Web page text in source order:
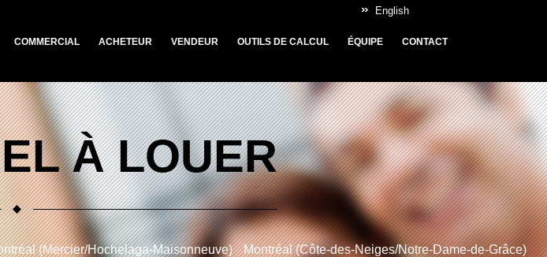
English
COMMERCIAL ACHETEUR VENDEUR OUTILS DE CALCUL ÉQUIPE CONTACT
À LOUER
(Mercier/Hochelaga-Maisonneuve)
Montréal (Côte-des-Neiges/Notre-Dame-de-Grâce)